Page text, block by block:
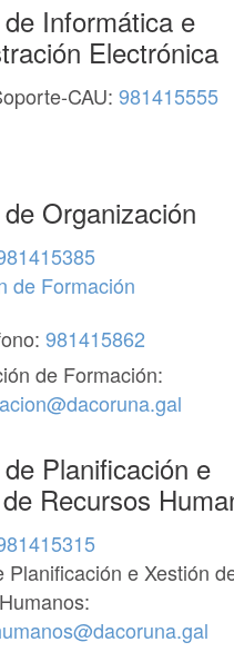
Informática e
Electrónica
CAU: 981415555
Organización
de Formación
981415862
de Formación:
Planificación e
Recursos
Planificación e Xestión